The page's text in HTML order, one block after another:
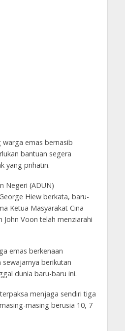
warga emas bernasib
bantuan segera
yang prihatin.
Negeri (ADUN)
Hiew berkata, baru-
Ketua Masyarakat Cina
John Voon telah menziarahi
emas berkenaan
berikutan
dunia baru-baru ini.
menjaga sendiri tiga
masing berusia 10, 7